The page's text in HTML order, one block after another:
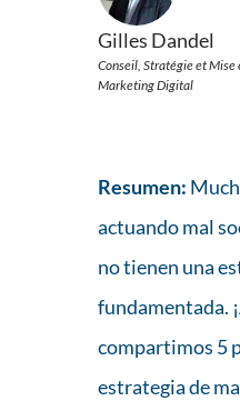
Gilles Dandel
Conseil, Stratégie et Mise
Marketing Digital
Resumen:
actuando mal
no tienen una
fundamentada.
compartimos 5
estrategia de